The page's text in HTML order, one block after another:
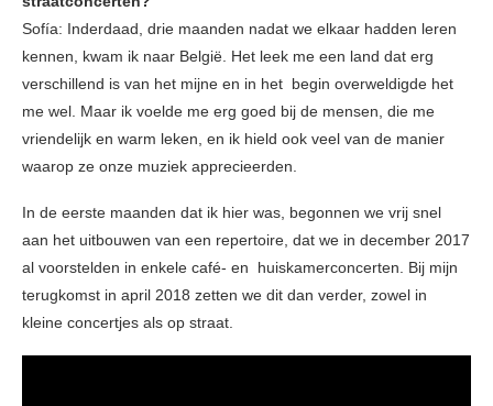
Sofía: Inderdaad, drie maanden nadat we elkaar hadden leren
kennen, kwam ik naar België. Het leek me een land dat erg
verschillend is van het mijne en in het begin overweldigde het
me wel. Maar ik voelde me erg goed bij de mensen, die me
vriendelijk en warm leken, en ik hield ook veel van de manier
waarop ze onze muziek apprecieerden.
In de eerste maanden dat ik hier was, begonnen we vrij snel
aan het uitbouwen van een repertoire, dat we in december 2017
al voorstelden in enkele café- en huiskamerconcerten. Bij mijn
terugkomst in april 2018 zetten we dit dan verder, zowel in
kleine concertjes als op straat.